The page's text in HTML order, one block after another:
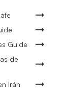
Guide
de
Irán